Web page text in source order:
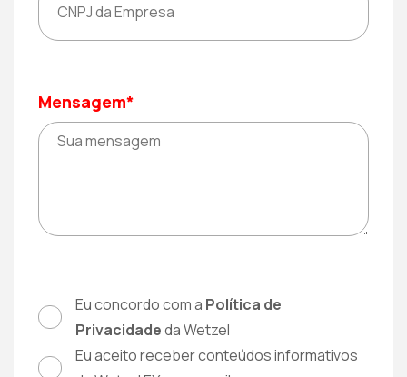
Mensagem*
Eu concordo com a Política de
Privacidadeda Wetzel
Eu aceito receber conteúdos informativos